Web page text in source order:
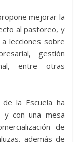
mejorar la
al pastoreo, y
lecciones sobre
gestión
entre otras
la Escuela ha
y con una mesa
de
además de